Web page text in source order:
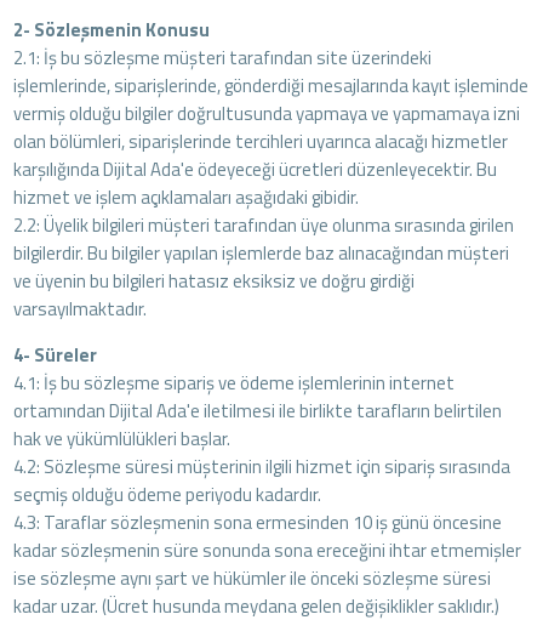
2- Sözleşmenin Konusu
2.1: İş bu sözleşme müşteri tarafından site üzerindeki
işlemlerinde, siparişlerinde, gönderdiği mesajlarında kayıt işleminde
vermiş olduğu bilgiler doğrultusunda yapmaya ve yapmamaya izni
olan bölümleri, siparişlerinde tercihleri uyarınca alacağı hizmetler
karşılığında Dijital Ada'e ödeyeceği ücretleri düzenleyecektir. Bu
hizmet ve işlem açıklamaları aşağıdaki gibidir.
2.2: Üyelik bilgileri müşteri tarafından üye olunma sırasında girilen
bilgilerdir. Bu bilgiler yapılan işlemlerde baz alınacağından müşteri
ve üyenin bu bilgileri hatasız eksiksiz ve doğru girdiği
varsayılmaktadır.
4- Süreler
4.1: İş bu sözleşme sipariş ve ödeme işlemlerinin internet
ortamından Dijital Ada'e iletilmesi ile birlikte tarafların belirtilen
hak ve yükümlülükleri başlar.
4.2: Sözleşme süresi müşterinin ilgili hizmet için sipariş sırasında
seçmiş olduğu ödeme periyodu kadardır.
4.3: Taraflar sözleşmenin sona ermesinden 10 iş günü öncesine
kadar sözleşmenin süre sonunda sona ereceğini ihtar etmemişler
ise sözleşme aynı şart ve hükümler ile önceki sözleşme süresi
kadar uzar. (Ücret husunda meydana gelen değişiklikler saklıdır.)